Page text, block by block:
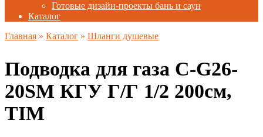
Готовые дизайн-проекты бань и саун
Каталог
Главная » Каталог » Шланги душевые
Подводка для газа C-G26-
20SM КГУ Г/Г 1/2 200см,
TIM